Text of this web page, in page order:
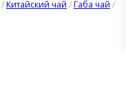
/Китайский чай /Габа чай /